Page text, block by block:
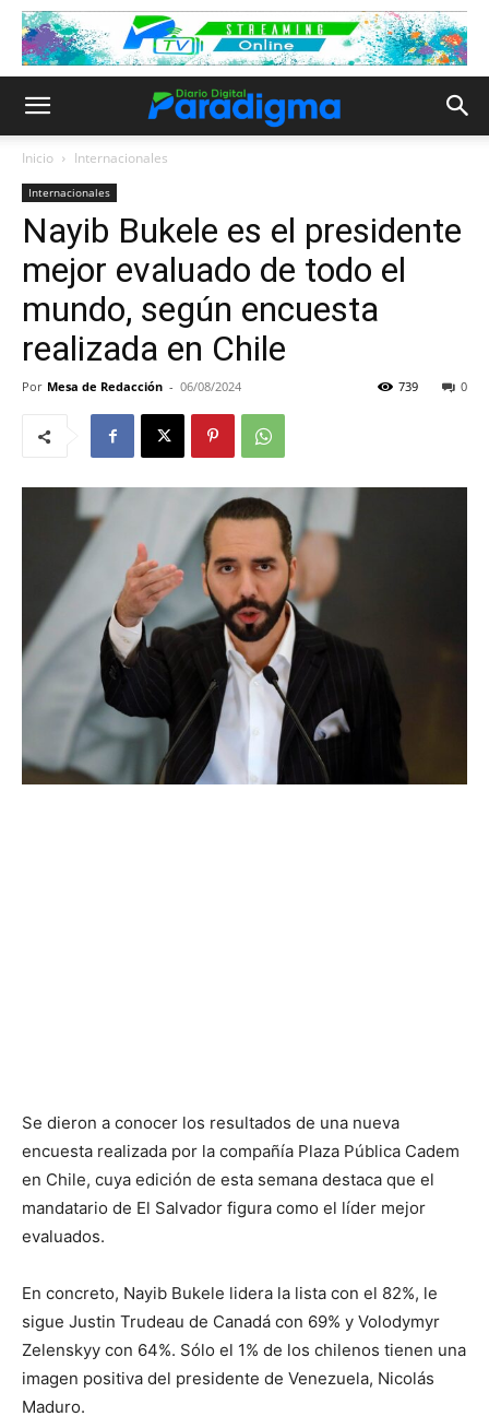
Inicio Internacionales
Internacionales
Nayib Bukele es el presidente
mejor evaluado de todo el
mundo, según encuesta
realizada en Chile
Por Mesa de Redacción - 06/08/2024 0
739
Se dieron a conocer los resultados de una nueva
encuesta realizada por la compañía Plaza Pública Cadem
en Chile, cuya edición de esta semana destaca que el
mandatario de El Salvador figura como el líder mejor
evaluados.
En concreto, Nayib Bukele lidera la lista con el 82%, le
sigue Justin Trudeau de Canadá con 69% y Volodymyr
Zelenskyy con 64%. Sólo el 1% de los chilenos tienen una
imagen positiva del presidente de Venezuela, Nicolás
Maduro.